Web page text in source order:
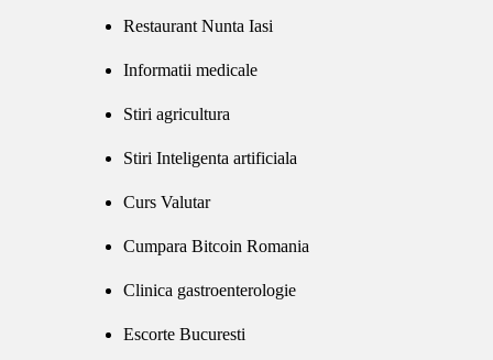
Restaurant Nunta Iasi
Informatii medicale
Stiri agricultura
Stiri Inteligenta artificiala
Curs Valutar
Cumpara Bitcoin Romania
Clinica gastroenterologie
Escorte Bucuresti